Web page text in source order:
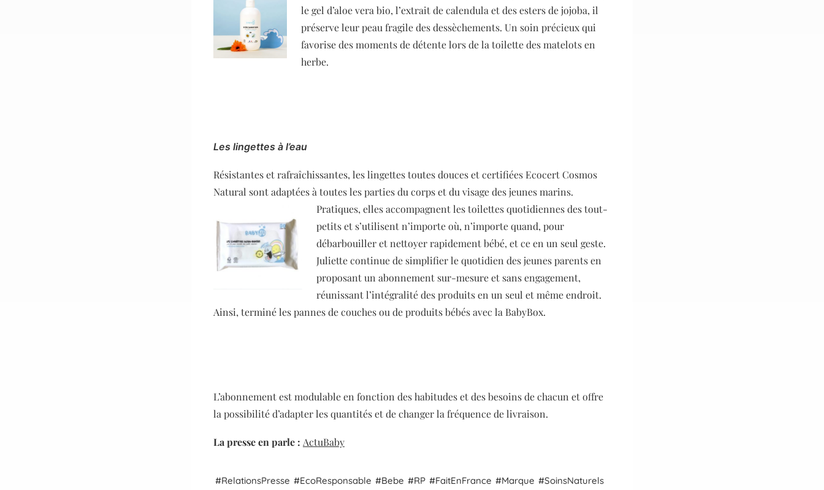
le gel d’aloe vera bio, l’extrait de calendula et des esters de jojoba, il
préserve leur peau fragile des dessèchements. Un soin précieux qui
favorise des moments de détente lors de la toilette des matelots en
herbe.
Les lingettes à l’eau
Résistantes et rafraîchissantes, les lingettes toutes douces et certifiées Ecocert Cosmos
Natural sont adaptées à toutes les parties du corps et du visage des jeunes marins.
Pratiques, elles accompagnent lestoilettes quotidiennes des tout-
petits et s’utilisent n’importe où, n’importe quand, pour
débarbouiller et nettoyer rapidement bébé, et ce en un seul geste.
Juliette continue de simplifier le quotidien des jeunes parents en
proposant un abonnement sur-mesure et sans engagement,
réunissant l’intégralité des produits en un seul et mêmeendroit.
Ainsi, terminé les pannes de couches ou de produits bébés avec la BabyBox.
L’abonnement est modulable en fonction des habitudes et des besoins de chacun et offre
la possibilité d’adapter les quantités et de changer la fréquence de livraison.
La presse en parle : ActuBaby
RelationsPresse EcoResponsable Bebe RP FaitEnFrance Marque SoinsNaturels